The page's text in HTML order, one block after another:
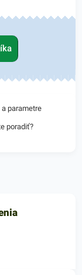
parametre
poradiť?